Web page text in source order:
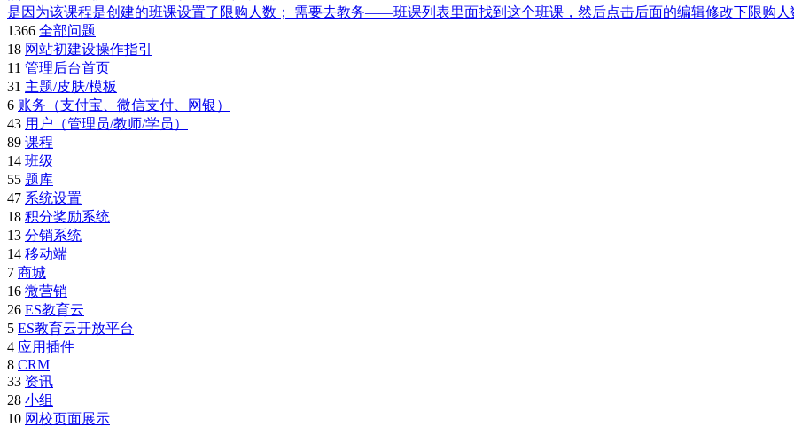
是因为该课程是创建的班课设置了限购人数； 需要去教务——班课列表里面找到这个班课，然后点击后面的编辑修改下限购人
1366 全部问题
18 网站初建设操作指引
11 管理后台首页
31 主题/皮肤/模板
6 账务（支付宝、微信支付、网银）
43 用户（管理员/教师/学员）
89 课程
14 班级
55 题库
47 系统设置
18 积分奖励系统
13 分销系统
14 移动端
7 商城
16 微营销
26 ES教育云
5 ES教育云开放平台
4 应用插件
8 CRM
33 资讯
28 小组
10 网校页面展示